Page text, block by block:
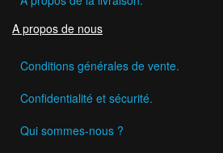
A propos de nous
Conditions générales de vente.
Confidentialité et sécurité.
Qui sommes-nous ?